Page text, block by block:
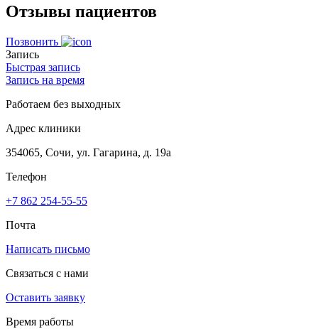
Отзывы пациентов
Позвонить
Запись
Быстрая запись
Запись на время
Работаем без выходных
Адрес клиники
354065, Сочи, ул. Гагарина, д. 19а
Телефон
+7 862 254-55-55
Почта
Написать письмо
Связаться с нами
Оставить заявку
Время работы